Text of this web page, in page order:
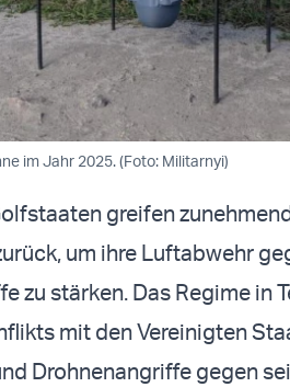
im Jahr 2025. (Foto: Militarnyi)
greifen
um ihre Luftabwehr
zu stärken. Das Regime in
mit den Vereinigten
Drohnenangriffe gegen